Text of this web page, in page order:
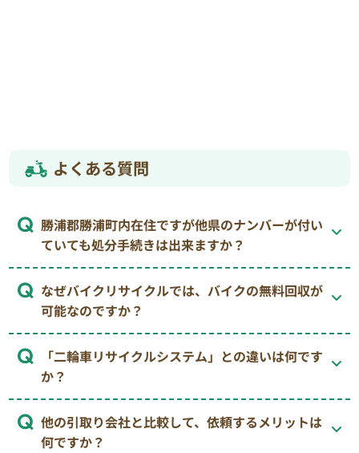
よくある質問
勝浦郡勝浦町内在住ですが他県のナンバーが付い
ていても処分手続きは出来ますか？
なぜバイクリサイクルでは、バイクの無料回収が
可能なのですか？
「二輪車リサイクルシステム」との違いは何です
か？
他の引取り会社と比較して、依頼するメリットは
何ですか？